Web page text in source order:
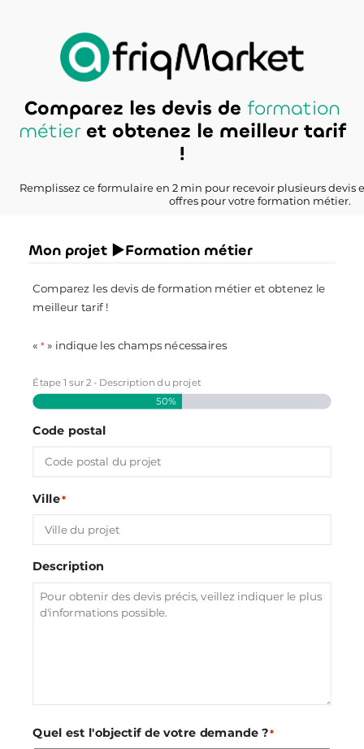
Comparez les devis de formation
métieret obtenez le meilleur tarif
!
Remplissez ce formulaire en 2 min pour recevoir plusieurs devis
offres pour votre formation métier.
Mon projet ►Formation métier
Comparez les devis de formation métier et obtenez le
meilleur tarif !
«* » indique les champs nécessaires
Étape1 sur2 - Description du projet
50%
Code postal
Ville*
Description
Quel est l'objectif de votre demande ?*